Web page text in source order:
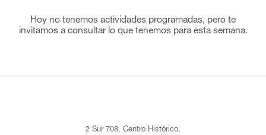
Hoy no tenemos actividades programadas, pero te
invitamos a consultar lo que tenemos para esta semana.
2 Sur 708, Centro Histórico,